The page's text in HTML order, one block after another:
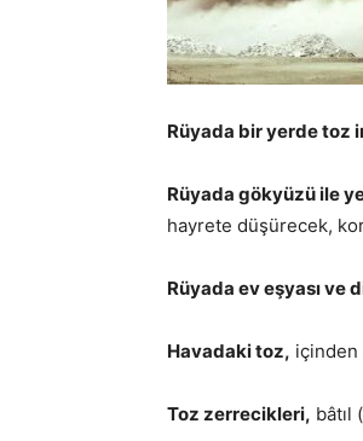
Rüyada bir yerde toz
Rüyada gökyüzü ile
hayrete düşürecek,
Rüyada ev eşyası
Havadaki toz, içinden
Toz zerrecikleri, bâtıl